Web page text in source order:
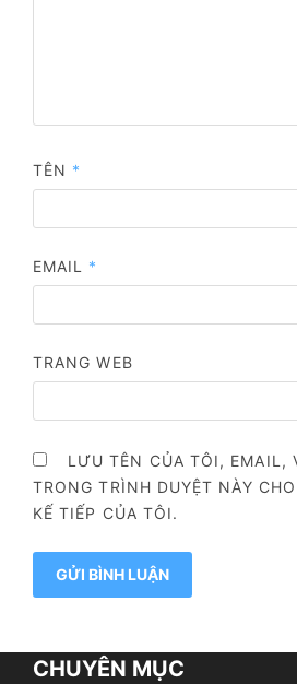
TÊN *
EMAIL *
TRANG WEB
LƯU TÊN CỦA TÔI, EMAIL,
TRONG TRÌNH DUYỆT NÀY
KẾ TIẾP CỦA TÔI.
CHUYÊN MỤC